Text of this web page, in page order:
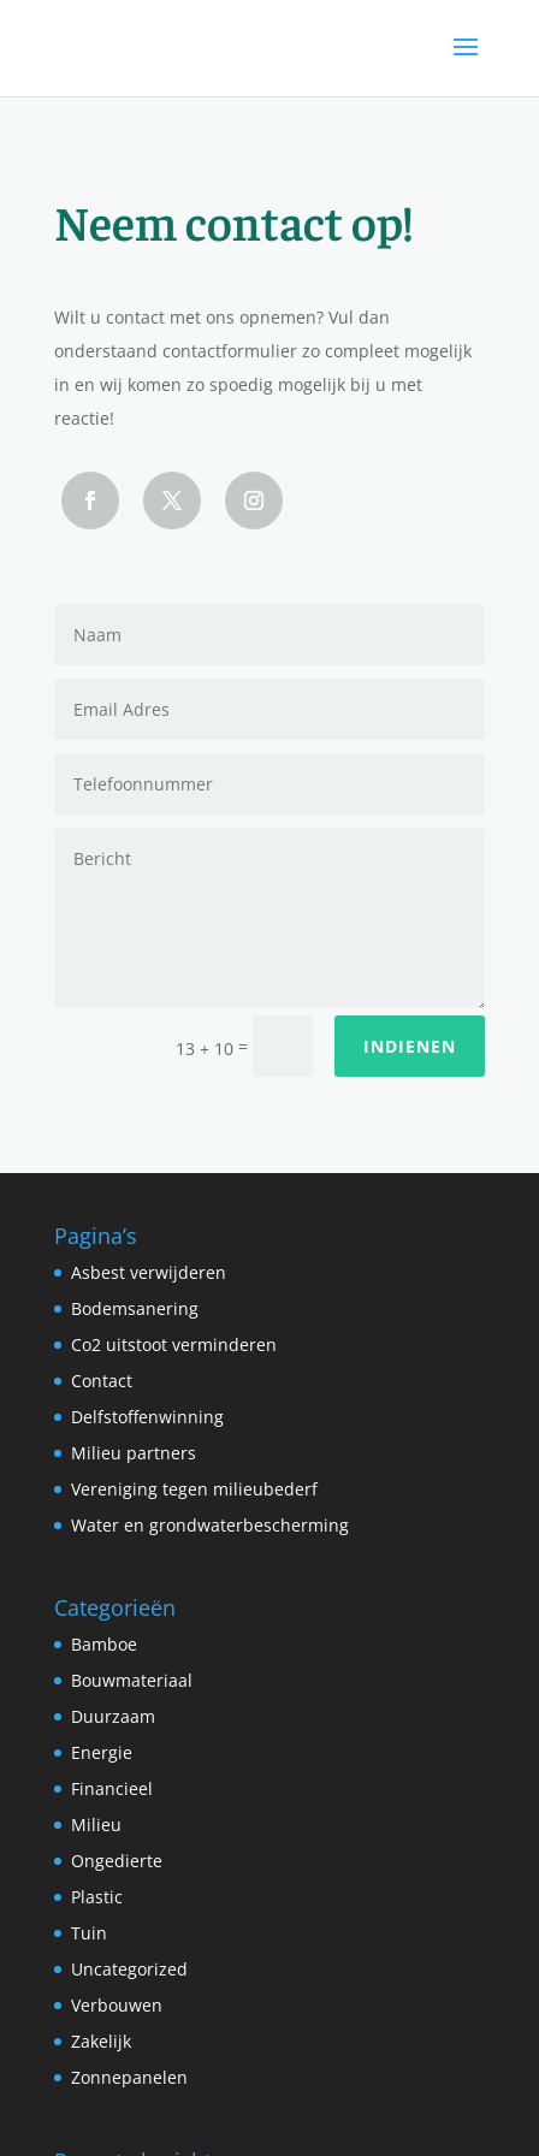
Neem contact op!
Wilt u contact met ons opnemen? Vul dan
onderstaand contactformulier zo compleet mogelijk
in en wij komen zo spoedig mogelijk bij u met
reactie!
13 + 10 = INDIENEN
Pagina’s
Asbest verwijderen
Bodemsanering
Co2 uitstoot verminderen
Contact
Delfstoffenwinning
Milieu partners
Vereniging tegen milieubederf
Water en grondwaterbescherming
Categorieën
Bamboe
Bouwmateriaal
Duurzaam
Energie
Financieel
Milieu
Ongedierte
Plastic
Tuin
Uncategorized
Verbouwen
Zakelijk
Zonnepanelen